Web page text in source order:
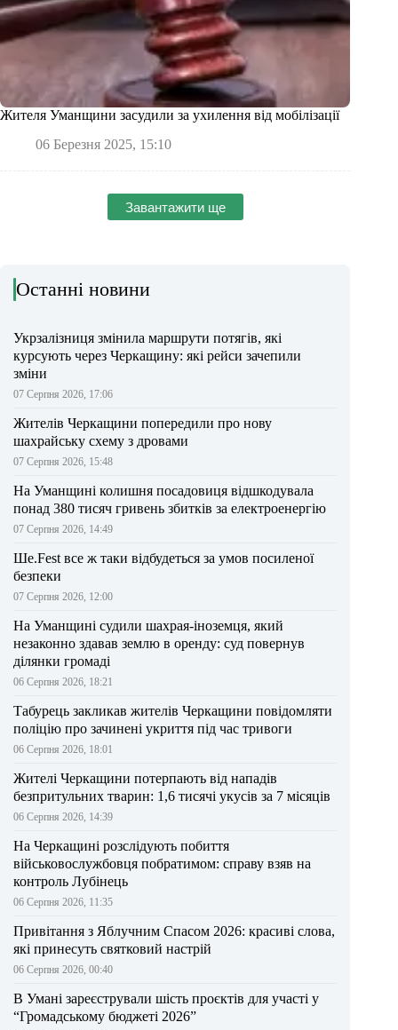
Жителя Уманщини засудили за ухилення від мобілізації
06 Березня 2025, 15:10
Завантажити ще
Останні новини
Укрзалізниця змінила маршрути потягів, які
курсують через Черкащину: які рейси зачепили
зміни
07 Серпня 2026, 17:06
Жителів Черкащини попередили про нову
шахрайську схему з дровами
07 Серпня 2026, 15:48
На Уманщині колишня посадовиця відшкодувала
понад 380 тисяч гривень збитків за електроенергію
07 Серпня 2026, 14:49
Ше.Fest все ж таки відбудеться за умов посиленої
безпеки
07 Серпня 2026, 12:00
На Уманщині судили шахрая-іноземця, який
незаконно здавав землю в оренду: суд повернув
ділянки громаді
06 Серпня 2026, 18:21
Табурець закликав жителів Черкащини повідомляти
поліцію про зачинені укриття під час тривоги
06 Серпня 2026, 18:01
Жителі Черкащини потерпають від нападів
безпритульних тварин: 1,6 тисячі укусів за 7 місяців
06 Серпня 2026, 14:39
На Черкащині розслідують побиття
військовослужбовця побратимом: справу взяв на
контроль Лубінець
06 Серпня 2026, 11:35
Привітання з Яблучним Спасом 2026: красиві слова,
які принесуть святковий настрій
06 Серпня 2026, 00:40
В Умані зареєстрували шість проєктів для участі у
“Громадському бюджеті 2026”